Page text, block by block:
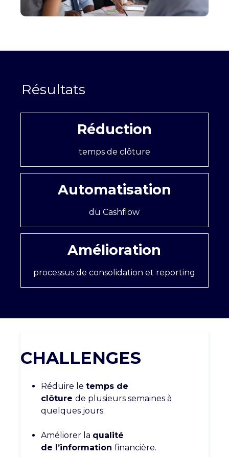
Réduction
temps de clôture
Automatisation
du Cashflow
Amélioration
processus de consolidation et reporting
CHALLENGES
Réduire le temps de
clôture de plusieurs semaines à
quelques jours.
Améliorer la qualité
de l’information financière.